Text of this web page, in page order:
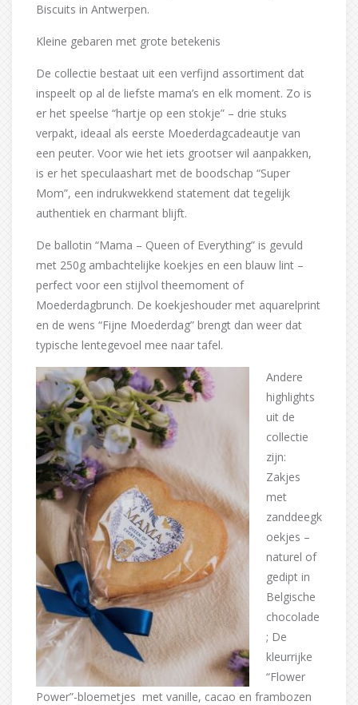
Biscuits in Antwerpen.
Kleine gebaren met grote betekenis
De collectie bestaat uit een verfijnd assortiment dat
inspeelt op al de liefste mama’s en elk moment. Zo is
er het speelse “hartje op een stokje” – drie stuks
verpakt, ideaal als eerste Moederdagcadeautje van
een peuter. Voor wie het iets grootser wil aanpakken,
is er het speculaashart met de boodschap “Super
Mom”, een indrukwekkend statement dat tegelijk
authentiek en charmant blijft.
De ballotin “Mama – Queen of Everything” is gevuld
met 250g ambachtelijke koekjes en een blauw lint –
perfect voor een stijlvol theemoment of
Moederdagbrunch. De koekjeshouder met aquarelprint
en de wens “Fijne Moederdag” brengt dan weer dat
typische lentegevoel mee naar tafel.
Andere
highlights
uit de
collectie
zijn:
Zakjes
met
zanddeegk
oekjes –
naturel of
gedipt in
Belgische
chocolade
; De
kleurrijke
“Flower
Power”-bloemetjes met vanille, cacao en frambozen